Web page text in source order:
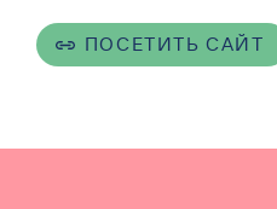
ПОСЕТИТЬ САЙТ